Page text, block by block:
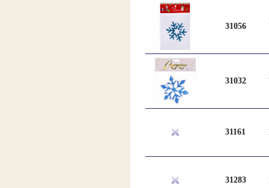
31056
31032
31161
31283